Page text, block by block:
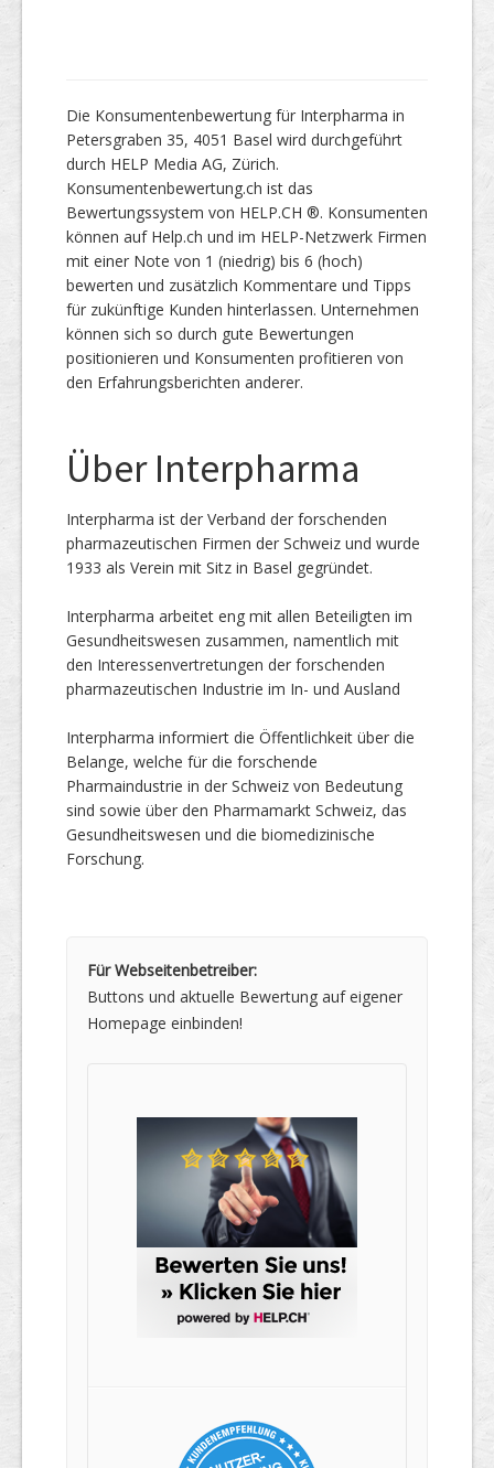
Die Konsumentenbewertung für Interpharma in
Petersgraben 35, 4051 Basel wird durchgeführt
durch HELP Media AG, Zürich.
Konsumentenbewertung.ch ist das
Bewertungssystem von HELP.CH ®. Konsumenten
können auf Help.ch und im HELP-Netzwerk Firmen
mit einer Note von 1 (niedrig) bis 6 (hoch)
bewerten und zusätzlich Kommentare und Tipps
für zukünftige Kunden hinterlassen. Unternehmen
können sich so durch gute Bewertungen
positionieren und Konsumenten profitieren von
den Erfahrungsberichten anderer.
Über Interpharma
Interpharma ist der Verband der forschenden
pharmazeutischen Firmen der Schweiz und wurde
1933 als Verein mit Sitz in Basel gegründet.
Interpharma arbeitet eng mit allen Beteiligten im
Gesundheitswesen zusammen, namentlich mit
den Interessenvertretungen der forschenden
pharmazeutischen Industrie im In- und Ausland
Interpharma informiert die Öffentlichkeit über die
Belange, welche für die forschende
Pharmaindustrie in der Schweiz von Bedeutung
sind sowie über den Pharmamarkt Schweiz, das
Gesundheitswesen und die biomedizinische
Forschung.
Für Webseitenbetreiber:
Buttons und aktuelle Bewertung auf eigener
Homepage einbinden!